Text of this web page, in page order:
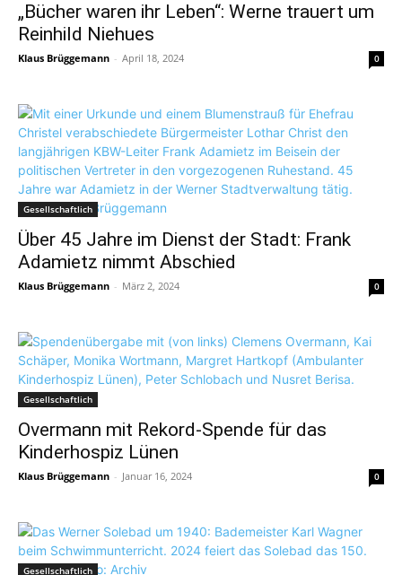
„Bücher waren ihr Leben“: Werne trauert um
Reinhild Niehues
Klaus Brüggemann - April 18, 2024 0
Gesellschaftlich
Über 45 Jahre im Dienst der Stadt: Frank
Adamietz nimmt Abschied
Klaus Brüggemann - März 2, 2024 0
Gesellschaftlich
Overmann mit Rekord-Spende für das
Kinderhospiz Lünen
Klaus Brüggemann - Januar 16, 2024 0
Gesellschaftlich